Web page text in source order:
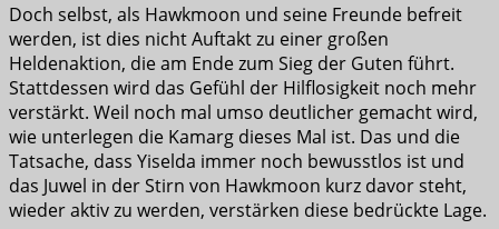
Doch selbst, als Hawkmoon und seine Freunde befreit
werden, ist dies nicht Auftakt zu einer großen
Heldenaktion, die am Ende zum Sieg der Guten führt.
Stattdessen wird das Gefühl der Hilflosigkeit noch mehr
verstärkt. Weil noch mal umso deutlicher gemacht wird,
wie unterlegen die Kamarg dieses Mal ist. Das und die
Tatsache, dass Yiselda immer noch bewusstlos ist und
das Juwel in der Stirn von Hawkmoon kurz davor steht,
wieder aktiv zu werden, verstärken diese bedrückte Lage.